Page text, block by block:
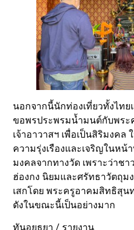
นอกจากนี้นักท่องเที่ยวทั้งไทย
ขอพรประพรมน้ำมนต์กับพร
เจ้าอาวาสฯ เพื่อเป็นสิริมงคล
ความรุ่งเรืองและเจริญในหน้
มงคลจากทางวัด เพราะว่าช
ฮ่องกง นิยมและศรัทธาวัตถุม
เสกโดย พระครูอาคมสิทธิสุน
ดังในขณะนี้เป็นอย่างมาก
ทันอยุธยา / รายงาน